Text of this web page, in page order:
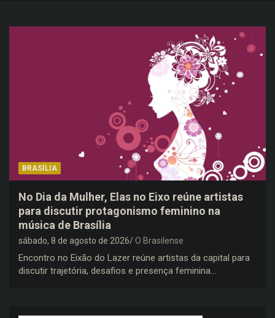
BRASÍLIA
No Dia da Mulher, Elas no Eixo reúne artistas
para discutir protagonismo feminino na
música de Brasília
sábado, 8 de agosto de 2026 O Brasilense
Encontro no Eixão do Lazer reúne artistas da capital para
discutir trajetória, desafios e presença feminina…